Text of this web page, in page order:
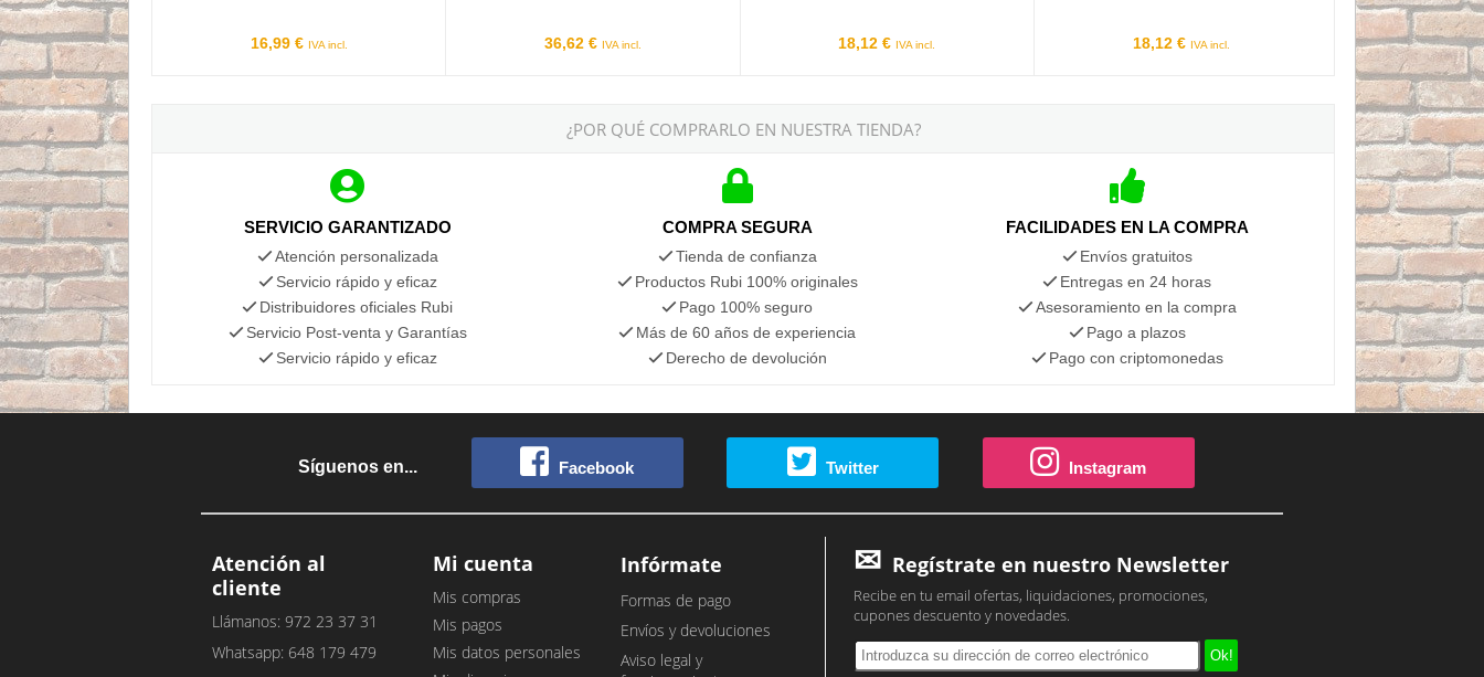
16,99 € IVA incl. 36,62 € IVA incl. 18,12 € IVA incl. 18,12 € IVA incl.
¿POR QUÉ COMPRARLO EN NUESTRA TIENDA?
SERVICIO GARANTIZADO
Atención personalizada
Servicio rápido y eficaz
Distribuidores oficiales Rubi
Servicio Post-venta y Garantías
Servicio rápido y eficaz
COMPRA SEGURA
Tienda de confianza
Productos Rubi 100% originales
Pago 100% seguro
Más de 60 años de experiencia
Derecho de devolución
FACILIDADES EN LA COMPRA
Envíos gratuitos
Entregas en 24 horas
Asesoramiento en la compra
Pago a plazos
Pago con criptomonedas
Síguenos en... Facebook Twitter Instagram
Atención al
cliente
Llámanos: 972 23 37 31
Whatsapp: 648 179 479
Mi cuenta
Mis compras
Mis pagos
Mis datos personales
Infórmate
Formas de pago
Envíos y devoluciones
Aviso legal y
Regístrate en nuestro Newsletter
Recibe en tu email ofertas, liquidaciones, promociones,
cupones descuento y novedades.